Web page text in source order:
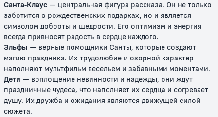
Том и Джерри: Полет на Марс Том и Джерри: Трепещи, Усатый
Санта-Клаус — центральная фигура рассказа. Он не только
заботится о рождественских подарках, но и является
символом доброты и щедрости. Его оптимизм и энергия
всегда привносят радость в сердце каждого.
Эльфы — верные помощники Санты, которые создают
магию праздника. Их трудолюбие и озорной характер
наполняют мультфильм весельем и забавными моментами.
Дети — воплощение невинности и надежды, они ждут
праздничные чудеса, что наполняет их сердца и согревает
душу. Их дружба и ожидания являются движущей силой
сюжета.